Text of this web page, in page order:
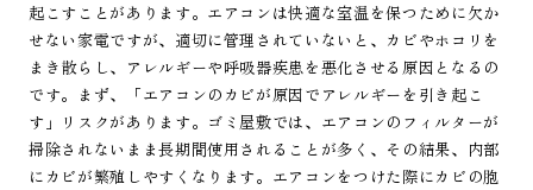
起こすことがあります。エアコンは快適な室温を保つために欠か
せない家電ですが、適切に管理されていないと、カビやホコリを
まき散らし、アレルギーや呼吸器疾患を悪化させる原因となるの
です。まず、「エアコンのカビが原因でアレルギーを引き起こ
す」リスクがあります。ゴミ屋敷では、エアコンのフィルターが
掃除されないまま長期間使用されることが多く、その結果、内部
にカビが繁殖しやすくなります。エアコンをつけた際にカビの胞